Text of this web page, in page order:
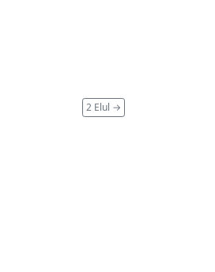
2 Elul →